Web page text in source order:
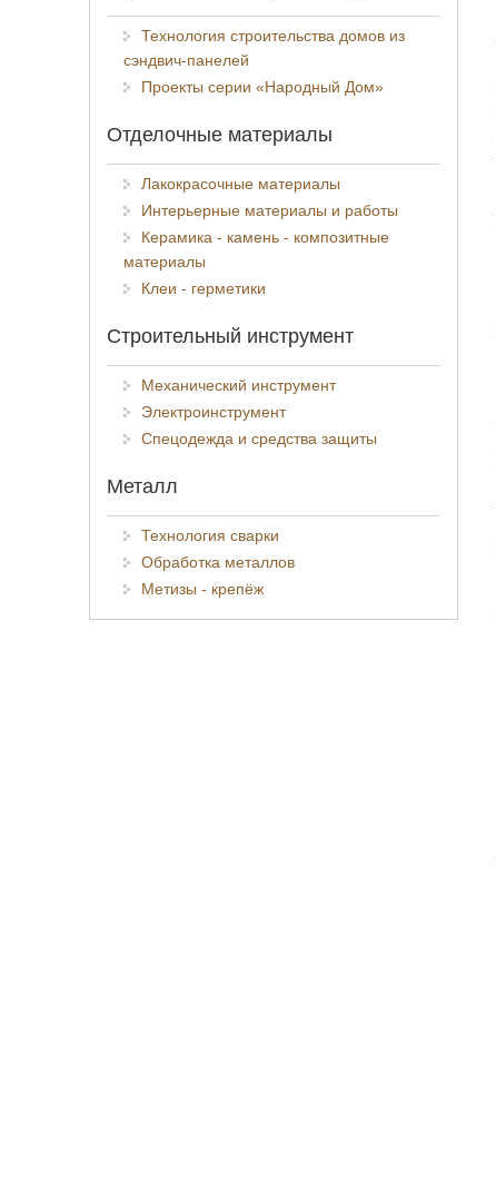
Технология строительства домов из
сэндвич-панелей
Проекты серии «Народный Дом»
Отделочные материалы
Лакокрасочные материалы
Интерьерные материалы и работы
Керамика - камень - композитные
материалы
Клеи - герметики
Строительный инструмент
Механический инструмент
Электроинструмент
Спецодежда и средства защиты
Металл
Технология сварки
Обработка металлов
Метизы - крепёж